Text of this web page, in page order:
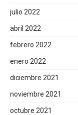
julio 2022
abril 2022
febrero 2022
enero 2022
diciembre 2021
noviembre 2021
octubre 2021